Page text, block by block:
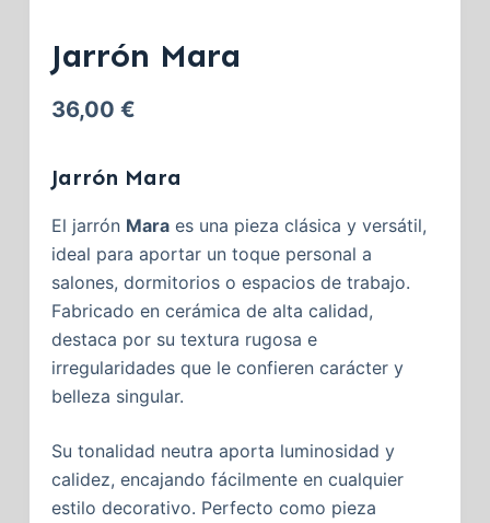
Jarrón Mara
36,00 €
Jarrón Mara
El jarrón Maraes una pieza clásica y versátil,
ideal para aportar un toque personal a
salones, dormitorios o espacios de trabajo.
Fabricado en cerámica de alta calidad,
destaca por su textura rugosa e
irregularidades que le confieren carácter y
belleza singular.
Su tonalidad neutra aporta luminosidad y
calidez, encajando fácilmente en cualquier
estilo decorativo. Perfecto como pieza